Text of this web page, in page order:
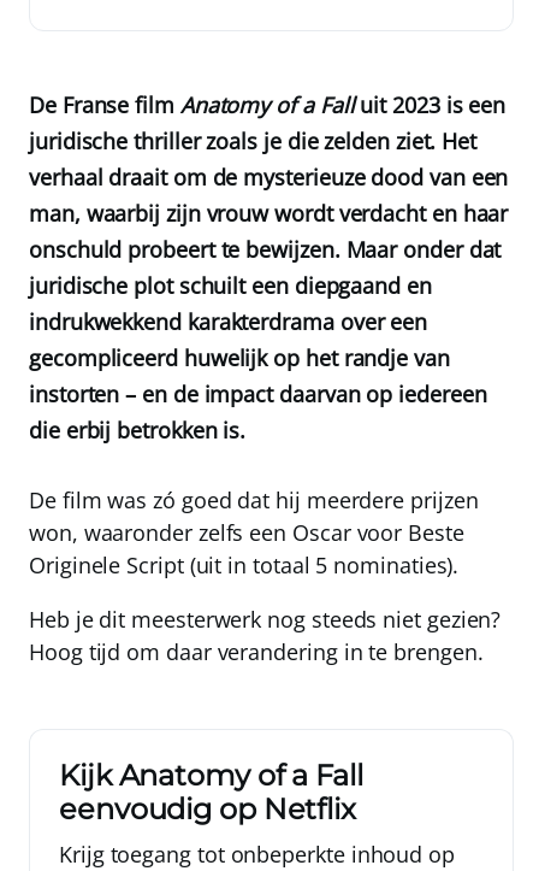
De Franse film Anatomy of a Falluit 2023 is een
juridische thriller zoals je die zelden ziet. Het
verhaal draait om de mysterieuze dood van een
man, waarbij zijn vrouw wordt verdacht en haar
onschuld probeert te bewijzen. Maar onder dat
juridische plot schuilt een diepgaand en
indrukwekkend karakterdrama over een
gecompliceerd huwelijk op het randje van
instorten – en de impact daarvan op iedereen
die erbij betrokken is.
De film was zó goed dat hij meerdere prijzen
won, waaronder zelfs een Oscar voor Beste
Originele Script (uit in totaal 5 nominaties).
Heb je dit meesterwerk nog steeds niet gezien?
Hoog tijd om daar verandering in te brengen.
Kijk Anatomy of a Fall
eenvoudig op Netflix
Krijg toegang tot onbeperkte inhoud op